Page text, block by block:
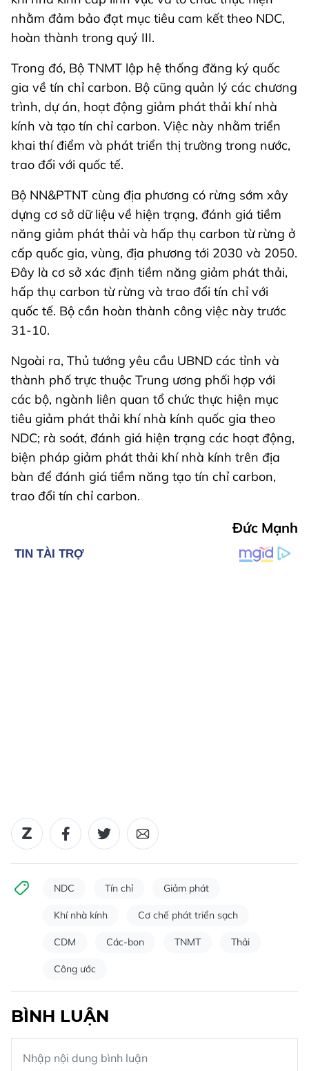
nhằm đảm bảo đạt mục tiêu cam kết theo NDC,
hoàn thành trong quý III.
Trong đó, Bộ TNMT lập hệ thống đăng ký quốc
gia về tín chỉ carbon. Bộ cũng quản lý các chương
trình, dự án, hoạt động giảm phát thải khí nhà
kính và tạo tín chỉ carbon. Việc này nhằm triển
khai thí điểm và phát triển thị trường trong nước,
trao đổi với quốc tế.
Bộ NN&PTNT cùng địa phương có rừng sớm xây
dựng cơ sở dữ liệu về hiện trạng, đánh giá tiềm
năng giảm phát thải và hấp thụ carbon từ rừng ở
cấp quốc gia, vùng, địa phương tới 2030 và 2050.
Đây là cơ sở xác định tiềm năng giảm phát thải,
hấp thụ carbon từ rừng và trao đổi tín chỉ với
quốc tế. Bộ cần hoàn thành công việc này trước
31-10.
Ngoài ra, Thủ tướng yêu cầu UBND các tỉnh và
thành phố trực thuộc Trung ương phối hợp với
các bộ, ngành liên quan tổ chức thực hiện mục
tiêu giảm phát thải khí nhà kính quốc gia theo
NDC; rà soát, đánh giá hiện trạng các hoạt động,
biện pháp giảm phát thải khí nhà kính trên địa
bàn để đánh giá tiềm năng tạo tín chỉ carbon,
trao đổi tín chỉ carbon.
Đức Mạnh
NDC Tín chỉ Giảm phát
Khí nhà kính Cơ chế phát triển sạch
CDM Các-bon TNMT Thải
Công ước
BÌNH LUẬN